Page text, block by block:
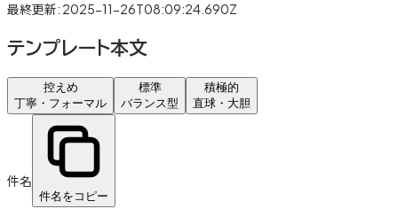
最終更新: 2025-11-26T08:09:24.690Z
テンプレート本文
控えめ
丁寧・フォーマル
標準
バランス型
積極的
直球・大胆
件名
件名をコピー